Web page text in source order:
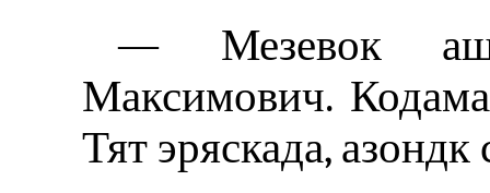
— Мезевок
Максимович.
Тят эряскада,